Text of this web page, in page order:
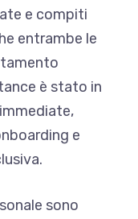
e compiti
entrambe le
è stato in
e
sono